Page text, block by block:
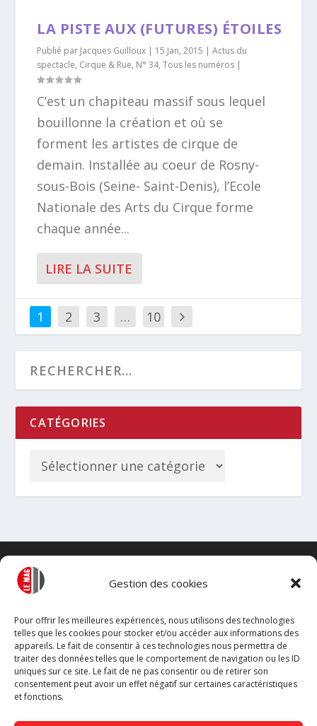
Gestion des cookies
Pour offrir les meilleures expériences, nous utilisons des technologies
telles que les cookies pour stocker et/ou accéder aux informations des
appareils. Le fait de consentir à ces technologies nous permettra de
traiter des données telles que le comportement de navigation ou les ID
uniques sur ce site. Le fait de ne pas consentir ou de retirer son
consentement peut avoir un effet négatif sur certaines caractéristiques
et fonctions.
LA PISTE AUX (FUTURES) ÉTOILES
Publié par Jacques Guilloux | 15 Jan, 2015 |Actus du
spectacle, Cirque & Rue, N° 34,Tous les numéros |
C’est un chapiteau massif sous lequel
bouillonne la création et où se
forment les artistes de cirque de
demain. Installée au coeur de Rosny-
sous-Bois (Seine- Saint-Denis), l’Ecole
Nationale des Arts du Cirque forme
chaque année...
LIRE LA SUITE
1 2 3 … 10
CATÉGORIES